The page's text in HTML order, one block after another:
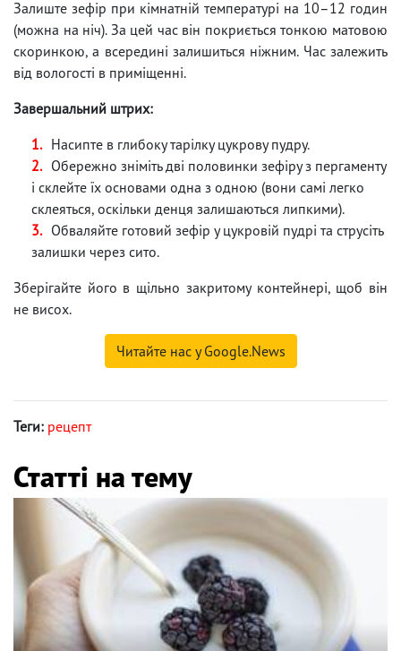
Залиште зефір при кімнатній температурі на 10–12 годин
(можна на ніч). За цей час він покриється тонкою матовою
скоринкою, а всередині залишиться ніжним. Час залежить
від вологості в приміщенні.
Завершальний штрих:
Насипте в глибоку тарілку цукрову пудру.
Обережно зніміть дві половинки зефіру з пергаменту
і склейте їх основами одна з одною (вони самі легко
склеяться, оскільки денця залишаються липкими).
Обваляйте готовий зефір у цукровій пудрі та струсіть
залишки через сито.
Зберігайте його в щільно закритому контейнері, щоб він
не висох.
Читайте нас у Google.News
Теги: рецепт
Статті на тему